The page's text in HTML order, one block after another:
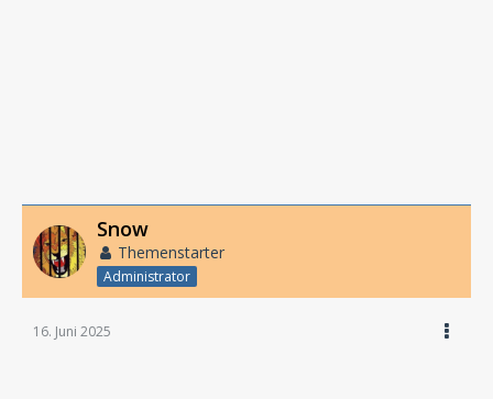
Snow
Themenstarter
Administrator
16. Juni 2025